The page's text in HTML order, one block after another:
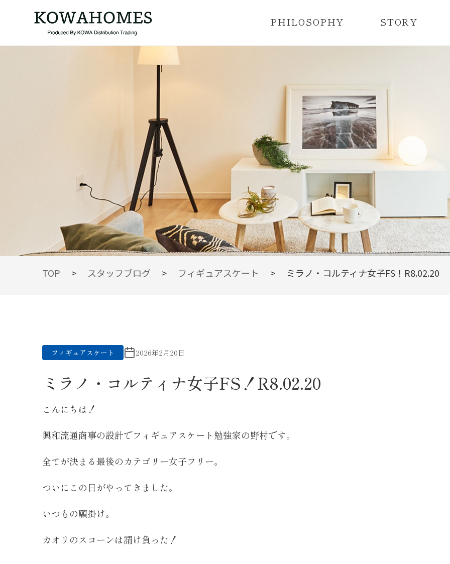
PHILOSOPHY STORY
BLOG
TOP > スタッフブログ > フィギュアスケート > ミラノ・コルティナ女子FS！R8.02.20
フィギュアスケート 2026年2月20日
ミラノ・コルティナ女子FS！R8.02.20
こんにちは！
興和流通商事の設計でフィギュアスケート勉強家の野村です。
全てが決まる最後のカテゴリー女子フリー。
ついにこの日がやってきました。
いつもの願掛け。
カオリのスコーンは請け負った！